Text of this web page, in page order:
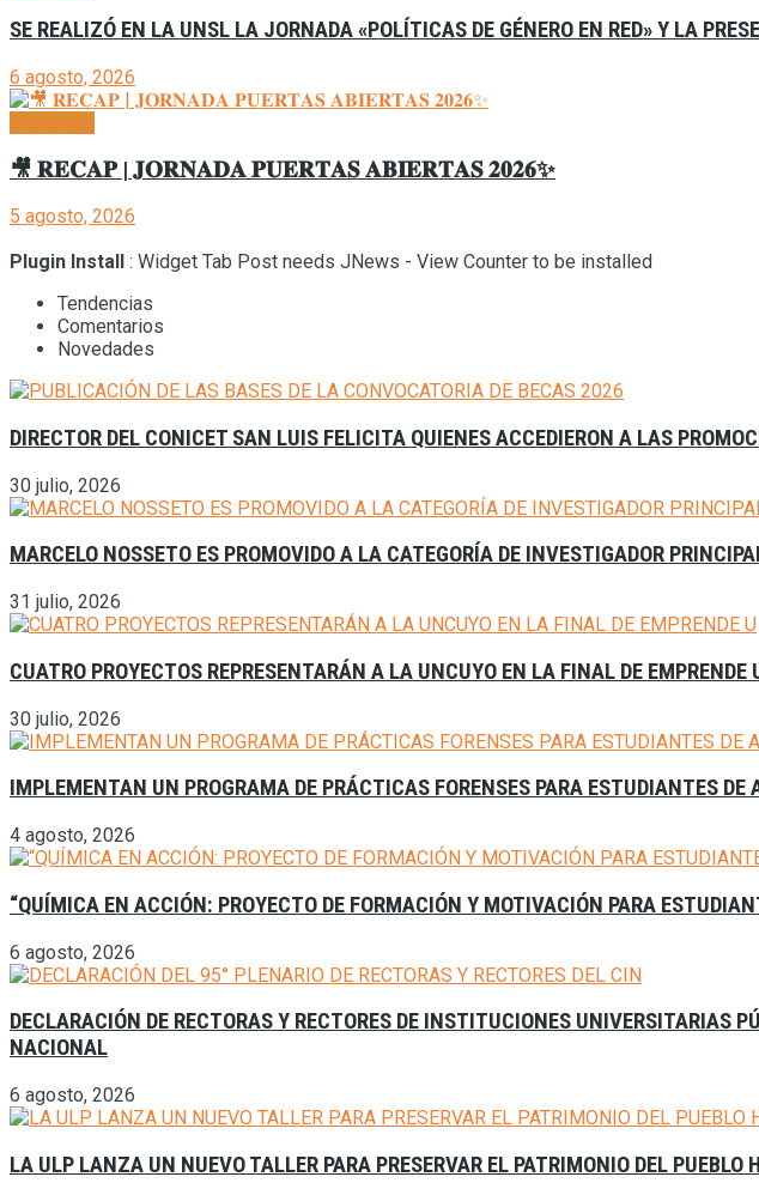
SE REALIZÓ EN LA UNSL LA JORNADA «POLÍTICAS DE GÉNERO EN RED» Y LA
6 agosto, 2026
🎥 𝐑𝐄𝐂𝐀𝐏 | 𝐉𝐎𝐑𝐍𝐀𝐃𝐀 𝐏𝐔𝐄𝐑𝐓𝐀𝐒 𝐀𝐁𝐈𝐄𝐑𝐓𝐀𝐒 𝟐𝟎𝟐𝟔✨
5 agosto, 2026
Plugin Install
: Widget Tab Post needs JNews - View Counter to be installed
Tendencias
Comentarios
Novedades
DIRECTOR DEL CONICET SAN LUIS FELICITA QUIENES ACCEDIERON A LAS
30 julio, 2026
MARCELO NOSSETO ES PROMOVIDO A LA CATEGORÍA DE INVESTIGADOR
31 julio, 2026
CUATRO PROYECTOS REPRESENTARÁN A LA UNCUYO EN LA FINAL DE EMPRENDE
30 julio, 2026
IMPLEMENTAN UN PROGRAMA DE PRÁCTICAS FORENSES PARA ESTUDIANTES DE
4 agosto, 2026
“QUÍMICA EN ACCIÓN: PROYECTO DE FORMACIÓN Y MOTIVACIÓN PARA
6 agosto, 2026
DECLARACIÓN DE RECTORAS Y RECTORES DE INSTITUCIONES UNIVERSITARIAS
NACIONAL
6 agosto, 2026
LA ULP LANZA UN NUEVO TALLER PARA PRESERVAR EL PATRIMONIO DEL PUEBLO